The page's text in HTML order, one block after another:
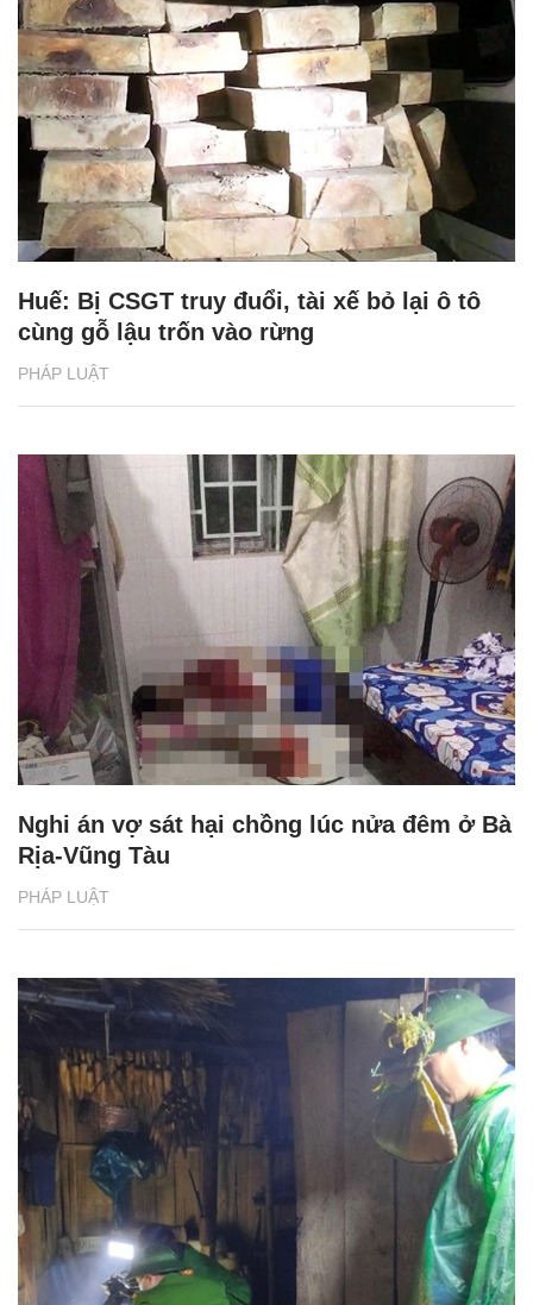
PHÁP LUẬT
Huế: Bị CSGT truy đuổi, tài xế bỏ lại ô tô
cùng gỗ lậu trốn vào rừng
PHÁP LUẬT
Nghi án vợ sát hại chồng lúc nửa đêm ở Bà
Rịa-Vũng Tàu